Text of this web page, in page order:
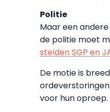
Politie
Maar een
de politie moet
stelden SGP en
De motie is
voor hun oproep.